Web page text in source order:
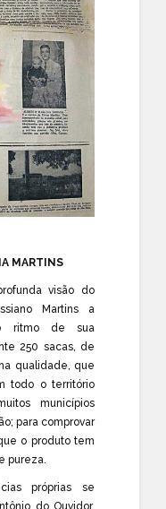
MARTINS
visão do
Martins a
o ritmo de sua
250 sacas, de
qualidade, que
todo o território
municípios
para comprovar
o produto tem
pureza.
próprias se
do Ouvidor,